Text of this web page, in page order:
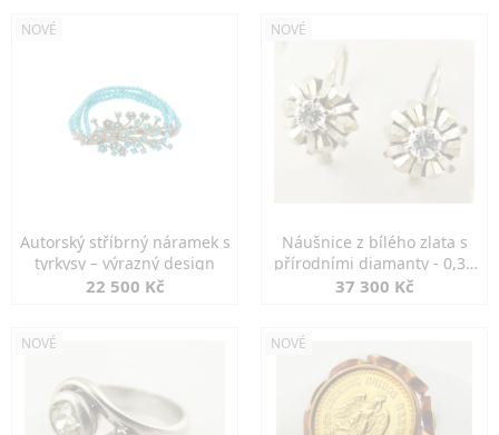
NOVÉ
Autorský stříbrný náramek s
tyrkysy – výrazný design
22 500 Kč
NOVÉ
Náušnice z bílého zlata s
přírodními diamanty - 0,30
ct
37 300 Kč
NOVÉ NOVÉ